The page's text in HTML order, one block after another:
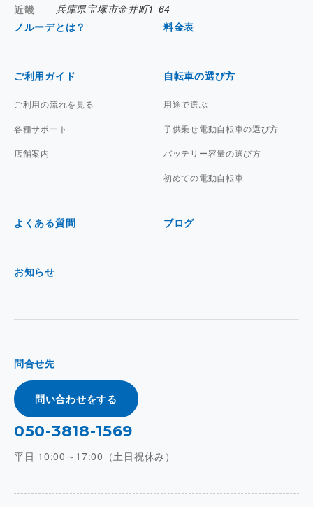
近畿
兵庫県宝塚市金井町1-64
ノルーデとは？
料金表
ご利用ガイド
ご利用の流れを見る
各種サポート
店舗案内
自転車の選び方
用途で選ぶ
子供乗せ電動自転車の選び方
バッテリー容量の選び方
初めての電動自転車
よくある質問 ブログ
お知らせ
問合せ先
問い合わせをする
050-3818-1569
平日 10:00～17:00（土日祝休み）